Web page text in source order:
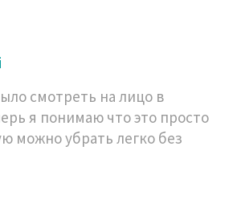
смотреть на лицо в
я понимаю что это просто
можно убрать легко без